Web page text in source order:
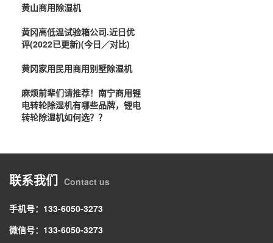
黄山商用除湿机
黄冈高低温试验箱公司.近日优
评(2022已更新)(今日／对比)
黄冈家用民用商用别墅除湿机
麻烦前辈们请推荐！南宁商用锂
电转轮除湿机有哪些品牌，锂电
转轮除湿机如何选？？
联系我们 Contact us
手机号：133-6050-3273
微信号：133-6050-3273